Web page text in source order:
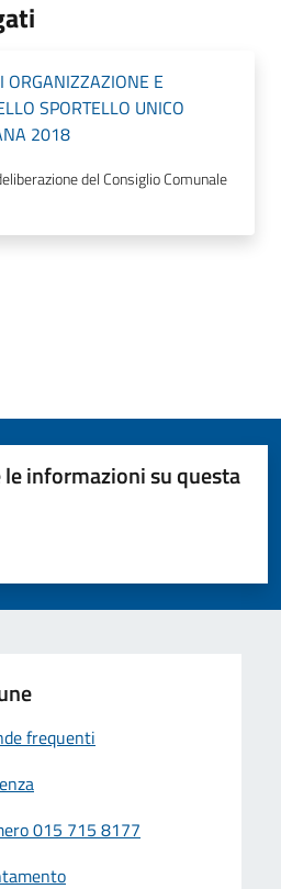
ORGANIZZAZIONE E
SPORTELLO UNICO
2018
del Consiglio Comunale
informazioni su questa
su 5
su 5
5
frequenti
015 715 8177